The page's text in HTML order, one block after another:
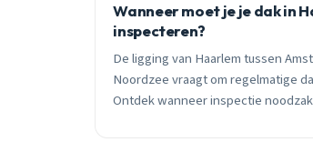
Wanneer moet je je dak in
inspecteren?
De ligging van Haarlem tussen
Noordzee vraagt om regelmatige
Ontdek wanneer inspectie